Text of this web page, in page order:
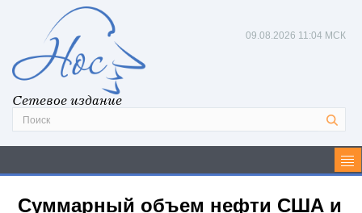
Сетевое издание
09.08.2026 11:04 МСК
Суммарный объем нефти США и